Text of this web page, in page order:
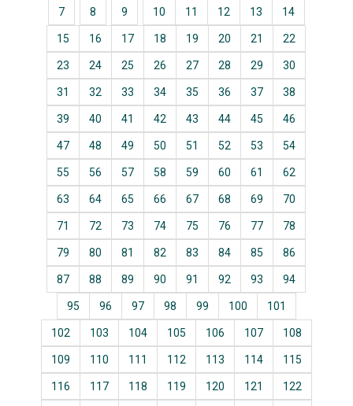
7 8 9 10 11 12 13 14
15 16 17 18 19 20 21 22
23 24 25 26 27 28 29 30
31 32 33 34 35 36 37 38
39 40 41 42 43 44 45 46
47 48 49 50 51 52 53 54
55 56 57 58 59 60 61 62
63 64 65 66 67 68 69 70
71 72 73 74 75 76 77 78
79 80 81 82 83 84 85 86
87 88 89 90 91 92 93 94
95 96 97 98 99 100 101
102 103 104 105 106 107 108
109 110 111 112 113 114 115
116 117 118 119 120 121 122